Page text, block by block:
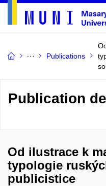
Publications
Publication
Od ilustrace k
typologie
publicistice